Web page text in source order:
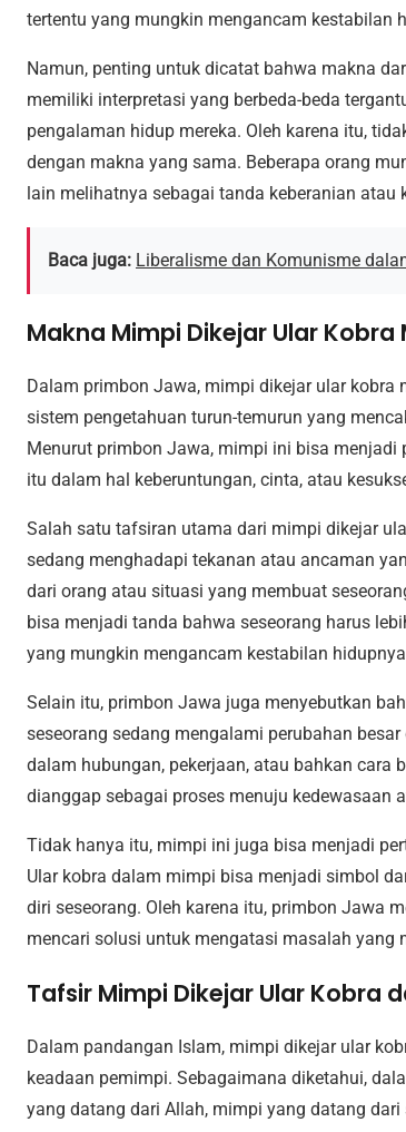
tertentu yang mungkin mengancam kestabilan
Namun, penting untuk dicatat bahwa makna
memiliki interpretasi yang berbeda-beda
pengalaman hidup mereka. Oleh karena itu,
dengan makna yang sama. Beberapa orang
lain melihatnya sebagai tanda keberanian atau
Baca juga: Liberalisme dan Komunisme
Makna Mimpi Dikejar Ular
Dalam primbon Jawa, mimpi dikejar ular
sistem pengetahuan turun-temurun yang
Menurut primbon Jawa, mimpi ini bisa menjadi
itu dalam hal keberuntungan, cinta, atau
Salah satu tafsiran utama dari mimpi dikejar
sedang menghadapi tekanan atau ancaman
dari orang atau situasi yang membuat
bisa menjadi tanda bahwa seseorang harus
yang mungkin mengancam kestabilan
Selain itu, primbon Jawa juga menyebutkan
seseorang sedang mengalami perubahan
dalam hubungan, pekerjaan, atau bahkan cara
dianggap sebagai proses menuju kedewasaan
Tidak hanya itu, mimpi ini juga bisa menjadi
Ular kobra dalam mimpi bisa menjadi simbol
diri seseorang. Oleh karena itu, primbon Jawa
mencari solusi untuk mengatasi masalah yang
Tafsir Mimpi Dikejar Ular Kobra
Dalam pandangan Islam, mimpi dikejar ular
keadaan pemimpi. Sebagaimana diketahui,
yang datang dari Allah, mimpi yang datang